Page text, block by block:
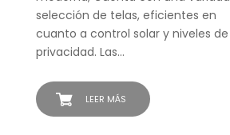
LEER MÁS
selección de telas, eficientes en
cuanto a control solar y niveles de
privacidad. Las…